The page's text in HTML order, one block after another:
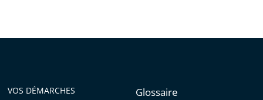
VOS DÉMARCHES
Glossaire